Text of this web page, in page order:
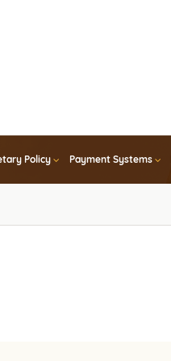
Policy Payment Systems